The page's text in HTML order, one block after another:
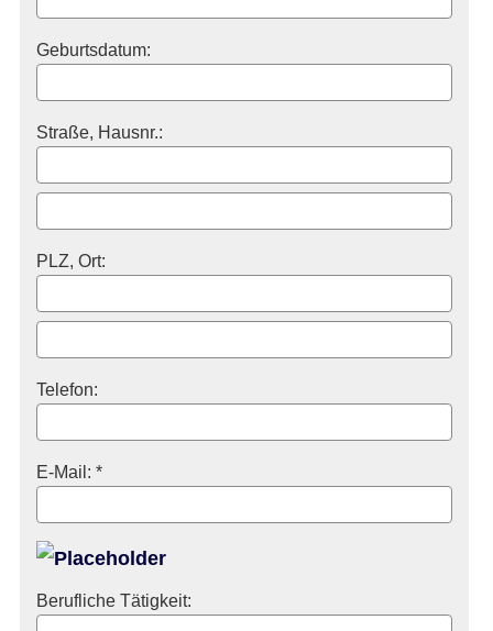
Geburts­datum:
Straße, Hausnr.:
PLZ, Ort:
Telefon:
E-Mail: *
Berufliche Tätigkeit: